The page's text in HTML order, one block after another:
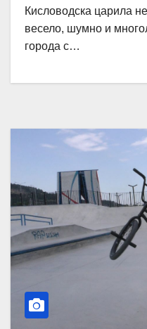
Кисловодска царила
весело, шумно и
города с…